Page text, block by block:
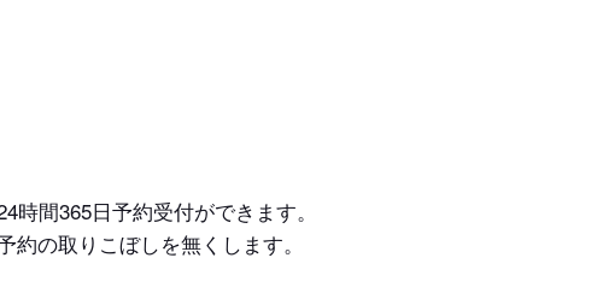
間365日予約受付ができます。
の取りこぼしを無くします。